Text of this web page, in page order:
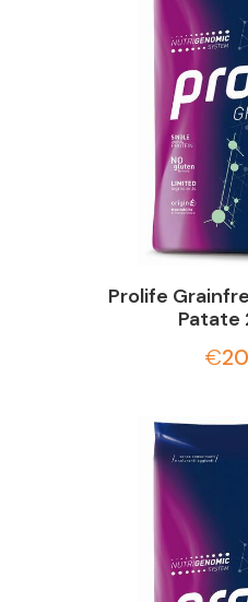
Prolife
Patate
€